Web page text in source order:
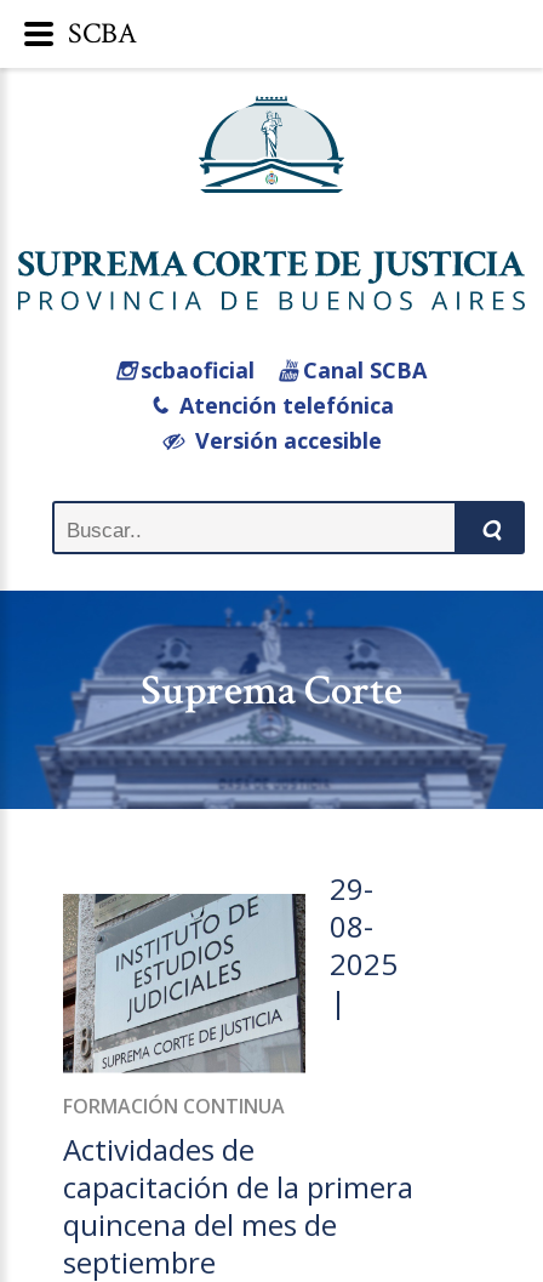
scbaoficial
Canal SCBA
Atención telefónica
Versión accesible
Suprema Corte
29-
08-
2025
|
FORMACIÓN CONTINUA
Actividades de
capacitación de la primera
quincena del mes de
septiembre
SCBA